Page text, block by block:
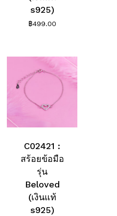
s925)
฿499.00
C02421 :
สร้อยข้อมือ
รุ่น
Beloved
(เงินแท้
s925)